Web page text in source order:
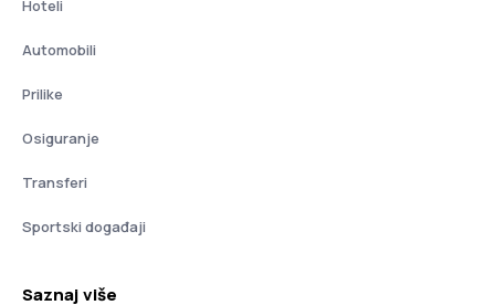
Hoteli
Automobili
Prilike
Osiguranje
Transferi
Sportski događaji
Saznaj više